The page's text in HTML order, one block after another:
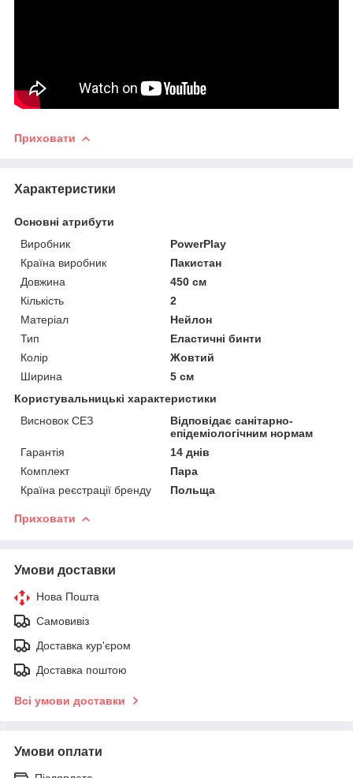
Приховати
Характеристики
Основні атрибути
Виробник
PowerPlay
Країна виробник
Пакистан
Довжина
450 см
Кількість
2
Матеріал
Нейлон
Тип
Еластичні бинти
Колір
Жовтий
Ширина
5 см
Користувальницькі характеристики
Висновок СЕЗ
Відповідає санітарно-
епідеміологічним нормам
Гарантія
14 днів
Комплект
Пара
Країна реєстрації бренду
Польща
Приховати
Умови доставки
Нова Пошта
Самовивіз
Доставка кур'єром
Доставка поштою
Всі умови доставки
Умови оплати